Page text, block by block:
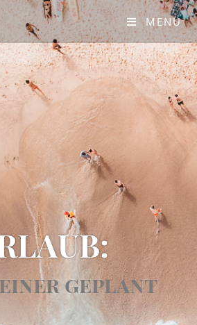
MENÜ
geplant